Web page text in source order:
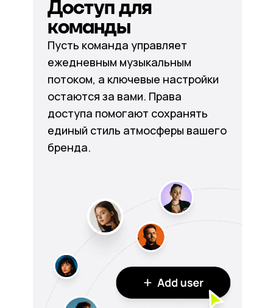
Доступ для
команды
Пусть команда управляет
ежедневным музыкальным
потоком, а ключевые настройки
остаются за вами. Права
доступа помогают сохранять
единый стиль атмосферы вашего
бренда.